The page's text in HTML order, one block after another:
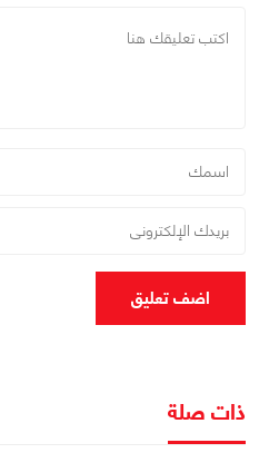
اضف تعليق
ذات صلة